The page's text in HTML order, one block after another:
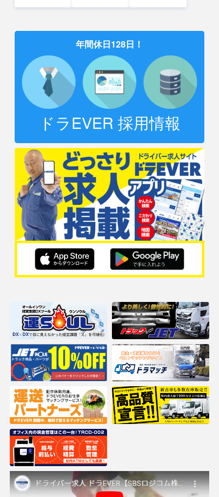
年間休日128日！
ドラEVER 採用情報